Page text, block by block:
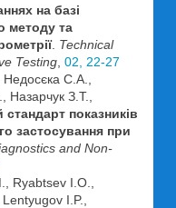
на базі
методу та
. Technical
Testing 02, 22-27
С.А.,
З.Т.,
показників
застосування при
and Non-
Ryabtsev I.O.,
I.P.,